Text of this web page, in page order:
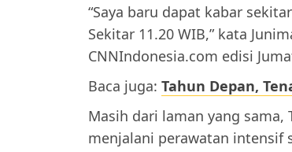
“Saya baru dapat kabar
Sekitar 11.20 WIB,” kata
CNNIndonesia.com edisi
Baca juga: Tahun Depan,
Masih dari laman yang
menjalani perawatan intensif